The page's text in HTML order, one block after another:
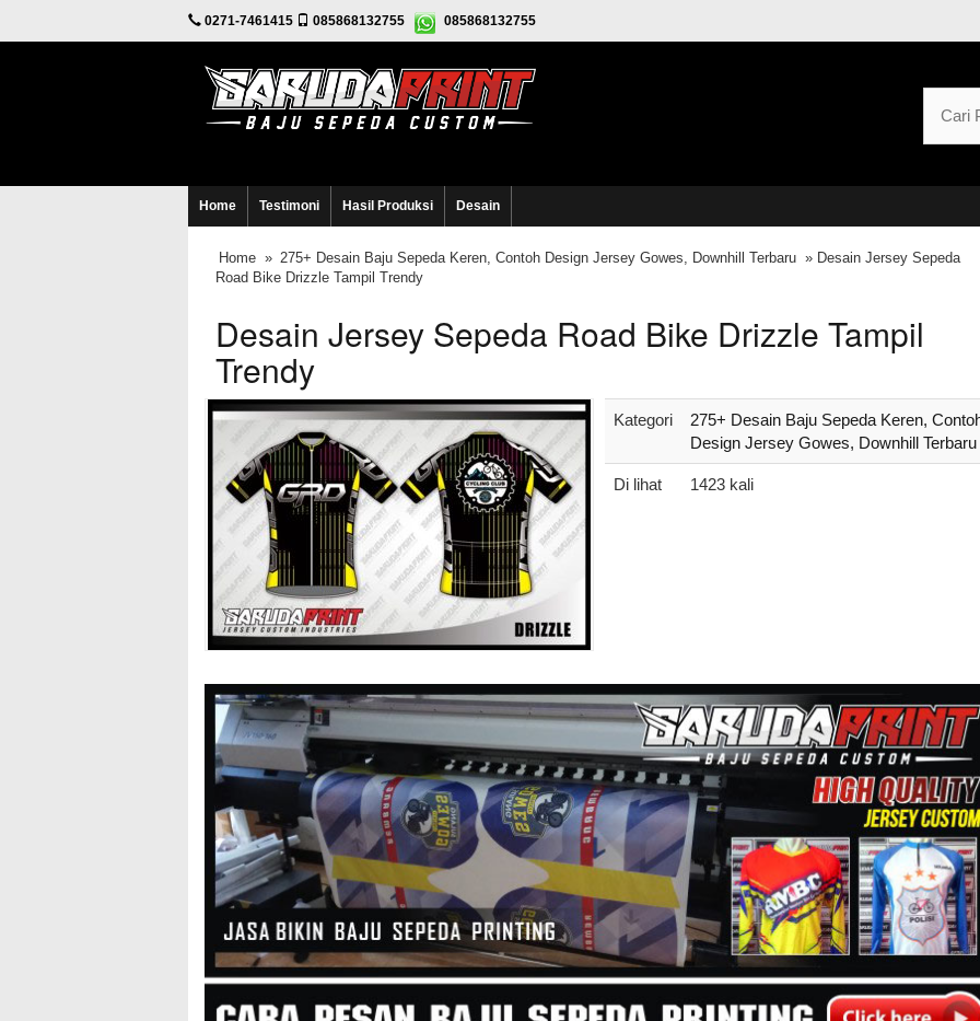
0271-7461415 085868132755 085868132755
Home Testimoni Hasil Produksi Desain
Home » 275+ Desain Baju Sepeda Keren, Contoh Design Jersey Gowes, Downhill Terbaru » Desain Jersey Sepeda
Road Bike Drizzle Tampil Trendy
Desain Jersey Sepeda Road Bike Drizzle Tampil
Trendy
Kategori
275+ Desain Baju Sepeda Keren,
Design Jersey Gowes, Downhill Terbaru
Di lihat 1423 kali